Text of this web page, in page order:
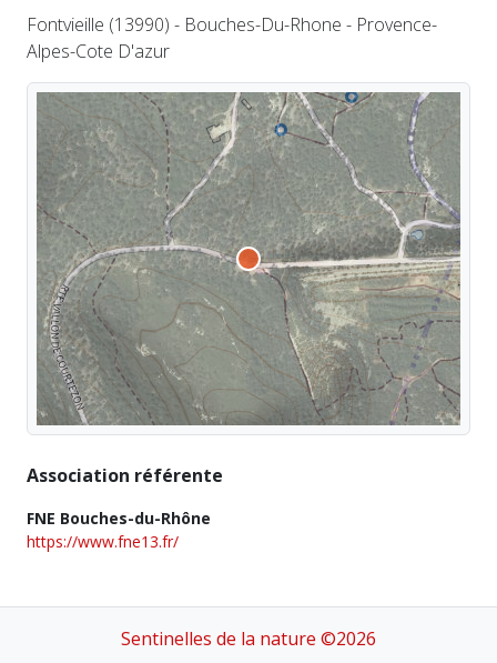
Fontvieille (13990) - Bouches-Du-Rhone - Provence-
Alpes-Cote D'azur
Association référente
FNE Bouches-du-Rhône
https://www.fne13.fr/
Sentinelles de la nature ©2026